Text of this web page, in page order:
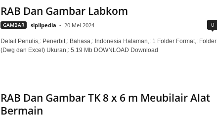
RAB Dan Gambar Labkom
GAMBAR sipilpedia - 20 Mei 2024 0
Detail Penulis,: Penerbit,: Bahasa,: Indonesia Halaman,: 1 Folder Format,: Folder
(Dwg dan Excel) Ukuran,: 5.19 Mb DOWNLOAD Download
RAB Dan Gambar TK 8 x 6 m Meubilair Alat
Bermain